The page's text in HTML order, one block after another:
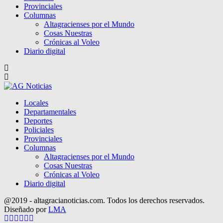
Provinciales
Columnas
Altagracienses por el Mundo
Cosas Nuestras
Crónicas al Voleo
Diario digital
Locales
Departamentales
Deportes
Policiales
Provinciales
Columnas
Altagracienses por el Mundo
Cosas Nuestras
Crónicas al Voleo
Diario digital
@2019 - altagracianoticias.com. Todos los derechos reservados.
Diseñado porLMA
Facebook
Twitter
Instagram
Pinterest
Google